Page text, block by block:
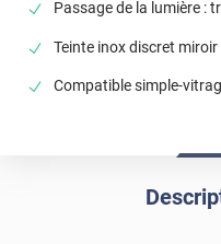
Passage de la lumière :
Teinte inox discret
Compatible simple-